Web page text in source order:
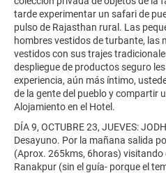
tarde experimentar un safari de
pulso de Rajasthan rural. Las
hombres vestidos de turbante, las
vestidos con sus trajes
despliegue de productos seguro
experiencia, aún más íntimo,
de la gente del pueblo y compartir
Alojamiento en el Hotel.
DÍA 9, OCTUBRE 23, JUEVES:
Desayuno. Por la mañana salida
(Aprox. 265kms, 6horas) visitando
Ranakpur (sin el guía- porque el